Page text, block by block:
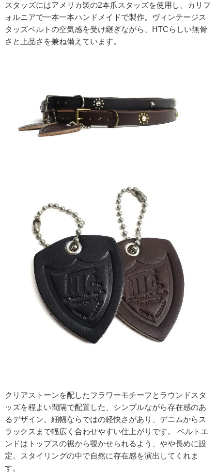
スタッズにはアメリカ製の2本爪スタッズを使用し、カリフ
ォルニアで一本一本ハンドメイドで製作。ヴィンテージス
タッズベルトの空気感を受け継ぎながら、HTCらしい無骨
さと上品さを兼ね備えています。
クリアストーンを配したフラワーモチーフとラウンドスタ
ッズを程よい間隔で配置した、シンプルながら存在感のあ
るデザイン。細幅ならではの軽快さがあり、デニムからス
ラックスまで幅広く合わせやすい仕上がりです。 ベルトエ
ンドはトップスの裾から覗かせられるよう、やや長めに設
定。スタイリングの中で自然に存在感を演出してくれま
す。